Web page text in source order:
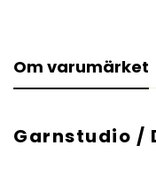
Om varumärket
Garnstudio /